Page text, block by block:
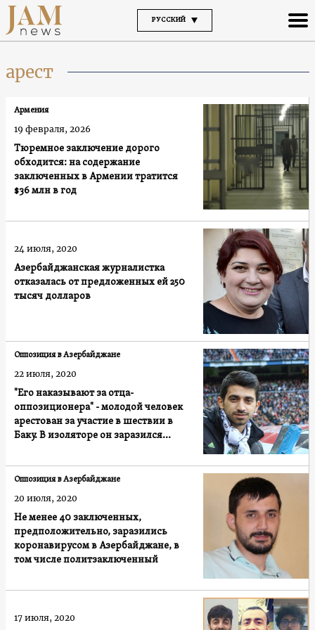
РУССКИЙ
арест
Тюремное заключение дорого
обходится: на содержание
заключенных в Армении тратится
$36 млн в год
Армения
19 февраля, 2026
Азербайджанская журналистка
отказалась от предложенных ей 250
тысяч долларов
24 июля, 2020
"Его наказывают за отца-
оппозиционера" - молодой человек
арестован за участие в шествии в
Баку. В изоляторе он заразился
Оппозиция в Азербайджане
22 июля, 2020
Не менее 40 заключенных,
предположительно, заразились
коронавирусом в Азербайджане, в
том числе политзаключенный
Оппозиция в Азербайджане
20 июля, 2020
17 июля, 2020